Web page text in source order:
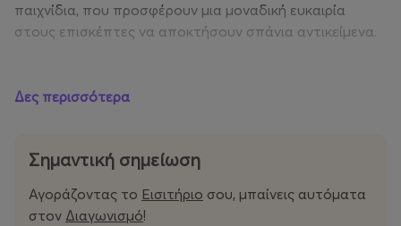
παιχνίδια, που προσφέρουν μια μοναδική ευκαιρία
στους επισκέπτες να αποκτήσουν σπάνια αντικείμενα.
Αυτοκόλλητα | Υπερατού | Ποδήλατα | Video Games |
πολλά άλλα...
Δες περισσότερα
Σημαντική σημείωση
Αγοράζοντας το Εισιτήριο σου, μπαίνεις αυτόματα
στον Διαγωνισμό!